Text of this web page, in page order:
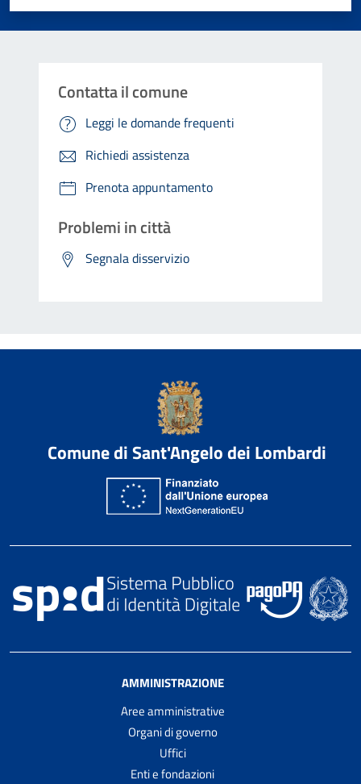
Contatta il comune
Leggi le domande frequenti
Richiedi assistenza
Prenota appuntamento
Problemi in città
Segnala disservizio
Comune di Sant'Angelo dei Lombardi
AMMINISTRAZIONE
Aree amministrative
Organi di governo
Uffici
Enti e fondazioni